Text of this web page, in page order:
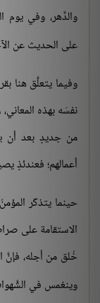
والدَّهر، وفي يوم
على الحديث عن
وفيما يتعلَّق هنا
نفسَه بهذه
من جديدٍ بعد أن
أعمالهم؛ فعندئذٍ
حينما يتذكّر
الاستقامة على
خُلق من أجله، فإنَّ
وينغمس في